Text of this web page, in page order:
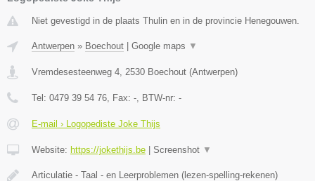
Niet gevestigd in de plaats Thulin en in de provincie Henegouwen.
Antwerpen » Boechout | Google maps ▼
Vremdesesteenweg 4 2530 Boechout (Antwerpen)
Tel: 0479 39 54 76 , Fax: - , BTW-nr: -
E-mail › Logopediste Joke Thijs
Website: https://jokethijs.be | Screenshot ▼
Articulatie - Taal - en Leerproblemen (lezen-spelling-rekenen)